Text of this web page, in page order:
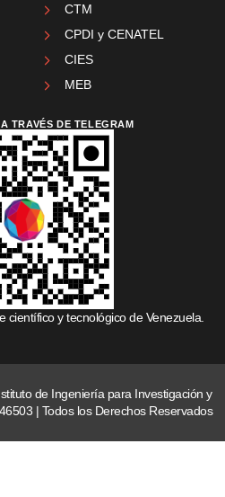
CTM
CPDI y CENATEL
CIES
MEB
TRAVÉS DE TELEGRAM
y tecnológico de Venezuela.
de Ingeniería para Investigación y
| Todos los Derechos Reservados